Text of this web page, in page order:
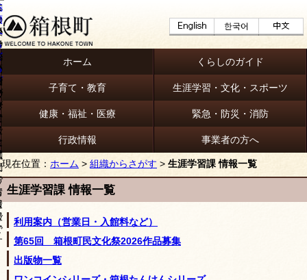
ホーム くらしのガイド
子育て・教育 生涯学習・文化・スポーツ
健康・福祉・医療 緊急・防災・消防
行政情報 事業者の方へ
現在位置： ホーム > 組織からさがす > 生涯学習課 情報一覧
生涯学習課 情報一覧
利用案内（営業日・入館料など）
第65回 箱根町民文化祭2026作品募集
出版物一覧